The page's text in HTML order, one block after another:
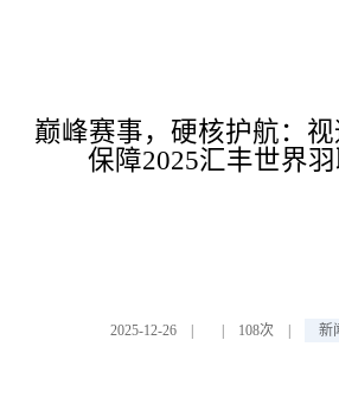
巅峰赛事，硬核护航：
保障2025汇丰世界
2025-12-26 | | 108次 | 新